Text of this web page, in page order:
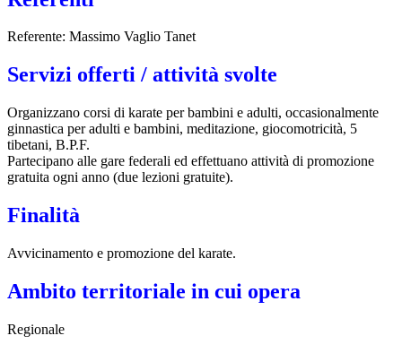
Referente: Massimo Vaglio Tanet
Servizi offerti / attività svolte
Organizzano corsi di karate per bambini e adulti, occasionalmente
ginnastica per adulti e bambini, meditazione, giocomotricità, 5
tibetani, B.P.F.
Partecipano alle gare federali ed effettuano attività di promozione
gratuita ogni anno (due lezioni gratuite).
Finalità
Avvicinamento e promozione del karate.
Ambito territoriale in cui opera
Regionale